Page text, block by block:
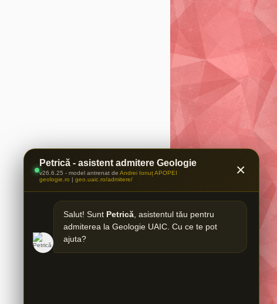
Petrică - asistent admitere Geologie
v26.6.25 - model antrenat de Andrei Ionuț APOPEI
geologie.ro | geo.uaic.ro/admitere/
×
Salut! Sunt Petrică , asistentul tău pentru
admiterea la Geologie UAIC. Cu ce te pot
ajuta?